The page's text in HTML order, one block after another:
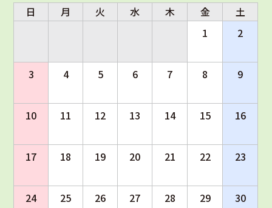
日 月 火 水 木 金
土
1
2
3 4 5 6 7 8 9
10 11 12 13 14 15 16
17 18 19 20 21 22 23
24 25 26 27 28 29 30